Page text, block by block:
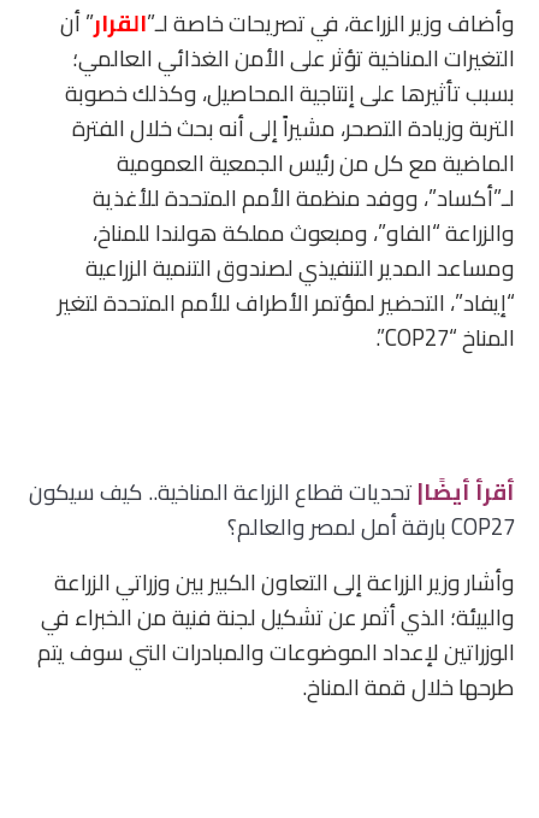
وأضاف وزير الزراعة، في تصريحات خاصة لـ”القرار” أن
التغيرات المناخية تؤثر على الأمن الغذائي العالمي؛
بسبب تأثيرها على إنتاجية المحاصيل، وكذلك خصوبة
التربة وزيادة التصحر، مشيراً إلى أنه بحث خلال الفترة
الماضية مع كل من رئيس الجمعية العمومية
لـ”أكساد”، ووفد منظمة الأمم المتحدة للأغذية
والزراعة “الفاو”، ومبعوث مملكة هولندا للمناخ،
ومساعد المدير التنفيذي لصندوق التنمية الزراعية
“إيفاد”، التحضير لمؤتمر الأطراف للأمم المتحدة لتغير
المناخ “COP27”.
أقرأ أيضًا|تحديات قطاع الزراعة المناخية.. كيف سيكون
COP27 بارقة أمل لمصر والعالم؟
وأشار وزير الزراعة إلى التعاون الكبير بين وزراتي الزراعة
والبيئة؛ الذي أثمر عن تشكيل لجنة فنية من الخبراء في
الوزراتين لإعداد الموضوعات والمبادرات التي سوف يتم
طرحها خلال قمة المناخ.